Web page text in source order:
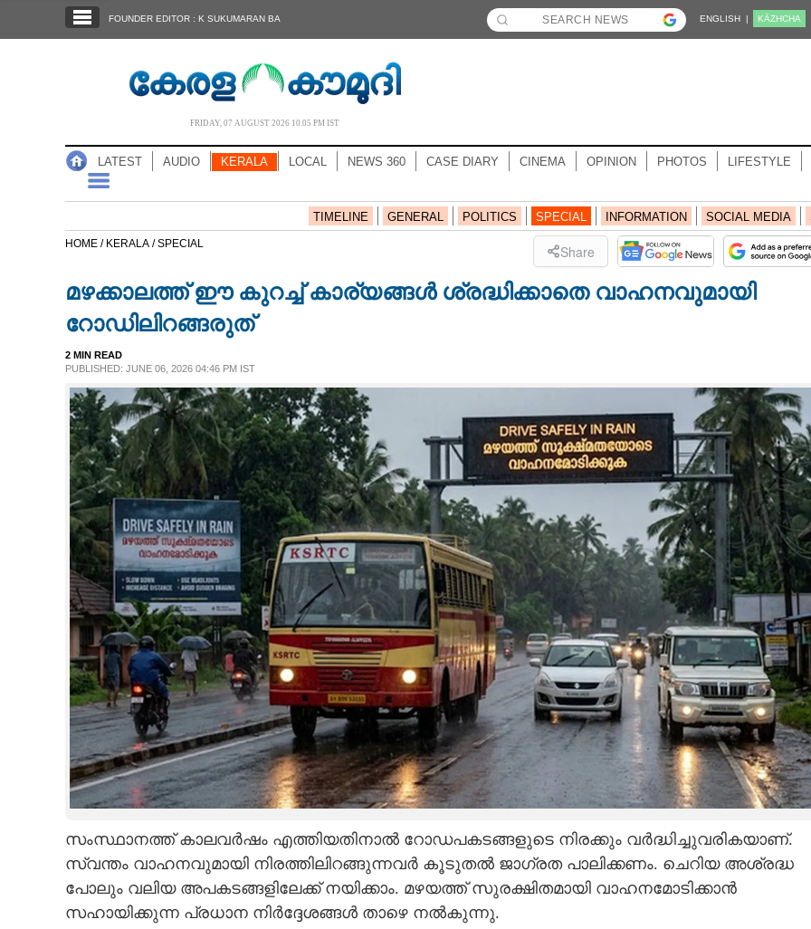
NOTIFIED NEWS
NEWS 360
CASE DIARY
LIFESTYLE
SPIRITUAL
CARTOONS
LITERATURE
FOUNDER EDITOR : K SUKUMARAN BA ENGLISH | KĀZHCHA
FRIDAY, 07 AUGUST 2026 10.05 PM IST
LATEST AUDIO KERALA LOCAL NEWS 360 CASE DIARY CINEMA OPINION PHOTOS LIFESTYLE
TIMELINE GENERAL POLITICS SPECIAL INFORMATION SOCIAL MEDIA
HOME / KERALA /SPECIAL Share
മഴക്കാലത്ത് ഈ കുറച്ച് കാര്യങ്ങൾ ശ്രദ്ധിക്കാതെ വാഹനവുമായി
റോഡിലിറങ്ങരുത്
2 MIN READ
PUBLISHED: JUNE 06, 2026 04:46 PM IST
സംസ്ഥാനത്ത് കാലവർഷം എത്തിയതിനാൽ റോഡപകടങ്ങളുടെ നിരക്കും വർദ്ധിച്ചുവരികയാണ്.
സ്വന്തം വാഹനവുമായി നിരത്തിലിറങ്ങുന്നവർ കൂടുതൽ ജാഗ്രത പാലിക്കണം. ചെറിയ അശ്രദ്ധ
പോലും വലിയ അപകടങ്ങളിലേക്ക് നയിക്കാം. മഴയത്ത് സുരക്ഷിതമായി വാഹനമോടിക്കാൻ
സഹായിക്കുന്ന പ്രധാന നിർദ്ദേശങ്ങൾ താഴെ നൽകുന്നു.